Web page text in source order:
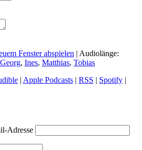
Fenster abspielen | Audiolänge:
, Ines, Matthias, Tobias
| Apple Podcasts | RSS | Spotify |
Adresse